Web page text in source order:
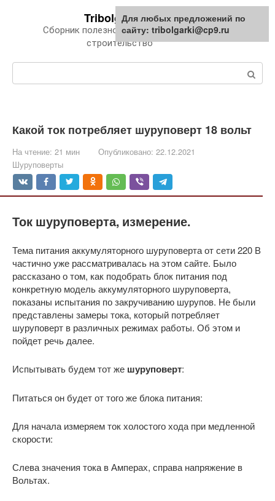
Tribolgarki.ru
Сборник полезной информации про
строительство
Какой ток потребляет шуруповерт 18 вольт
На чтение: 21 мин Опубликовано: 22.12.2021
Шуруповерты
Ток шуруповерта, измерение.
Тема питания аккумуляторного шуруповерта от сети 220 В
частично уже рассматривалась на этом сайте. Было
рассказано о том, как подобрать блок питания под
конкретную модель аккумуляторного шуруповерта,
показаны испытания по закручиванию шурупов. Не были
представлены замеры тока, который потребляет
шуруповерт в различных режимах работы. Об этом и
пойдет речь далее.
Испытывать будем тот же шуруповерт:
Питаться он будет от того же блока питания:
Для начала измеряем ток холостого хода при медленной
скорости:
Слева значения тока в Амперах, справа напряжение в
Вольтах.
Для любых предложений по
сайту: tribolgarki@cp9.ru